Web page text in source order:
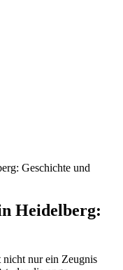
Geschichte und
Heidelberg:
nur ein Zeugnis